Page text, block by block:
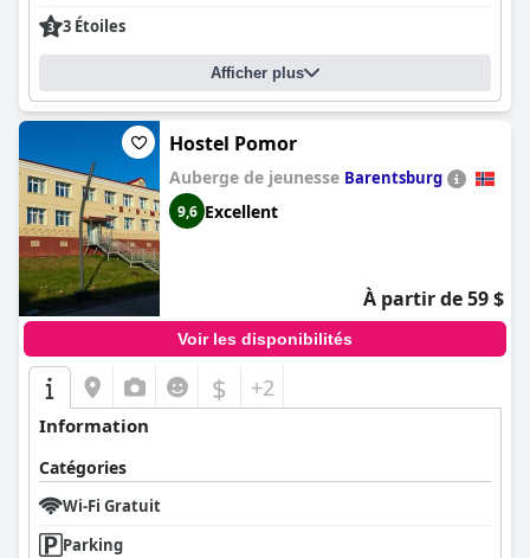
3 Étoiles
Afficher plus
Hostel Pomor
Auberge de jeunesse Barentsburg
9,6 Excellent
À partir de 59 $
Voir les disponibilités
$ +2
Information
Catégories
Wi-Fi Gratuit
Parking